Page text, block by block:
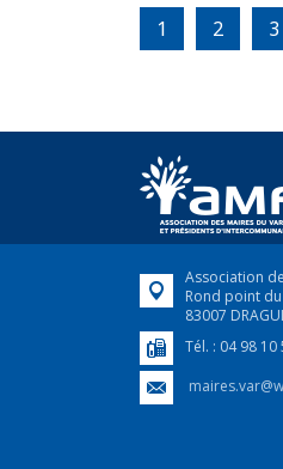
1 2 3
Association
Rond point
83007
Tél. : 04 98 10